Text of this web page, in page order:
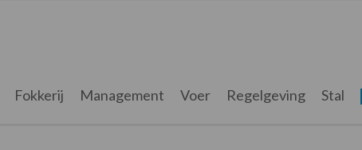
Fokkerij Management Voer Regelgeving Stal